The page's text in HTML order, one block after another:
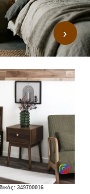
›
349700016